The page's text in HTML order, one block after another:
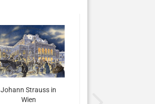
Johann Strauss in
Wien